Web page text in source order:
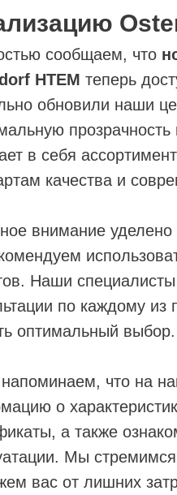
сообщаем, что
НТЕМ теперь
обновили наши
прозрачность
в себя
качества и
внимание уделено
Наши
по каждому
оптимальный выбор.
что на
о
а также
Мы
вас от лишних